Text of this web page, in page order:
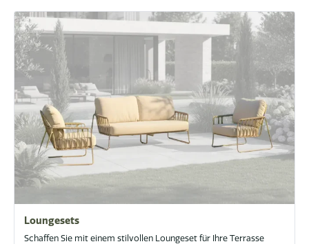
Loungesets
Schaffen Sie mit einem stilvollen Loungeset für Ihre Terrasse